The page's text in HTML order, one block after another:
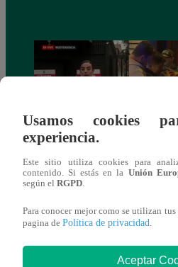
Cantante Jaime Carmona
lo que sabe de la muerte del
de ‘La Voz Perú’
Usamos cookies
experiencia.
Este sitio utiliza cookies para
contenido. Si estás en la Unión
según el RGPD
Para conocer mejor como se utilizan
pagina de Política de privacidad
Aceptar